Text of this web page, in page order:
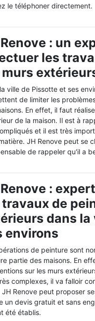
le téléphoner directement.
: un
les
ville de Pissotte et ses
de limiter les
En effet, il faut
de la maison. Il est à
et il est très
JH Renove peut se
de rappeler qu'il a
:
travaux de
dans
environs
de peinture sont
partie des maisons. En
sur les murs
complexes, il va falloir
JH Renove peut proposer
un devis gratuit et sans
été établis.